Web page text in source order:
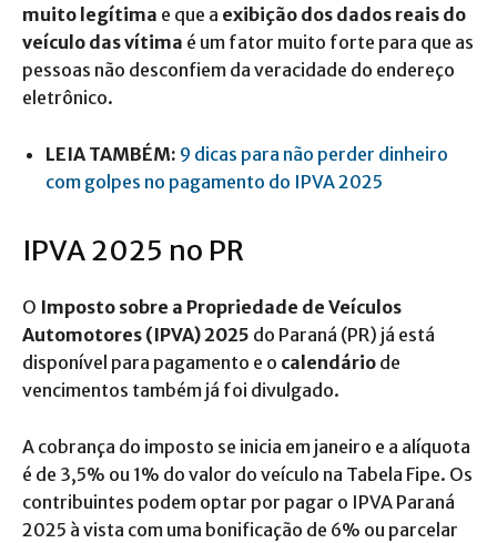
muito legítima e que a exibição dos dados reais do
veículo das vítima é um fator muito forte para que as
pessoas não desconfiem da veracidade do endereço
eletrônico.
LEIA TAMBÉM: 9 dicas para não perder dinheiro
com golpes no pagamento do IPVA 2025
IPVA 2025 no PR
O Imposto sobre a Propriedade de Veículos
Automotores (IPVA) 2025 do Paraná (PR) já está
disponível para pagamento e o calendário de
vencimentos também já foi divulgado.
A cobrança do imposto se inicia em janeiro e a alíquota
é de 3,5% ou 1% do valor do veículo na Tabela Fipe. Os
contribuintes podem optar por pagar o IPVA Paraná
2025 à vista com uma bonificação de 6% ou parcelar